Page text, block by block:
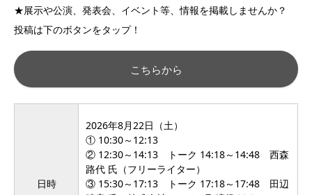
★展示や公演、発表会、イベント等、情報を掲載しませんか？
投稿は下のボタンをタップ！
こちらから
日時
2026年8月22日（土）
① 10:30～12:13
② 12:30～14:13 トーク 14:18～14:48 西森
路代 氏（フリーライター）
③ 15:30～17:13 トーク 17:18～17:48 田辺